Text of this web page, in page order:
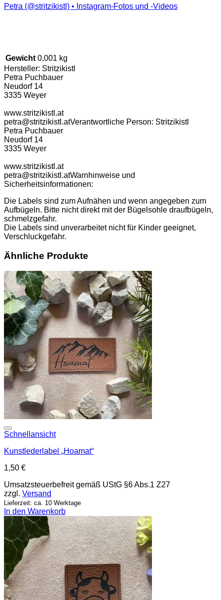
Petra (@stritzikistl) • Instagram-Fotos und -Videos
Gewicht 0,001 kg
Hersteller: Stritzikistl
Petra Puchbauer
Neudorf 14
3335 Weyer
www.stritzikistl.at
petra@stritzikistl.atVerantwortliche Person: Stritzikistl
Petra Puchbauer
Neudorf 14
3335 Weyer
www.stritzikistl.at
petra@stritzikistl.atWarnhinweise und
Sicherheitsinformationen:
Die Labels sind zum Aufnähen und wenn angegeben zum
Aufbügeln. Bitte nicht direkt mit der Bügelsohle draufbügeln,
schmelzgefahr.
Die Labels sind unverarbeitet nicht für Kinder geeignet,
Verschluckgefahr.
Ähnliche Produkte
Schnellansicht
Kunstlederlabel „Hoamat“
1,50 €
Umsatzsteuerbefreit gemäß UStG §6 Abs.1 Z27
zzgl. Versand
Lieferzeit: ca. 10 Werktage
In den Warenkorb